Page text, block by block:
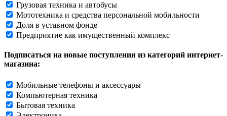
Грузовая техника и автобусы
Мототехника и средства персональной мобильности
Доля в уставном фонде
Предприятие как имущественный комплекс
Подписаться на новые поступления из категорий интернет-
магазина:
Мобильные телефоны и аксессуары
Компьютерная техника
Бытовая техника